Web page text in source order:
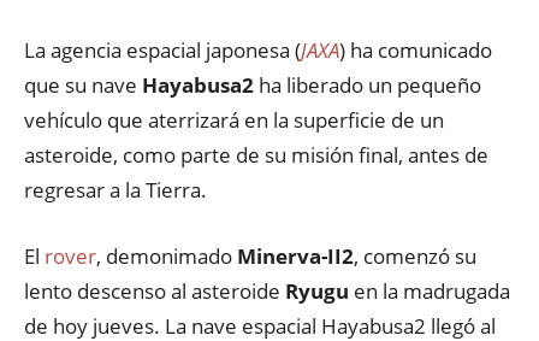
La agencia espacial japonesa (JAXA) ha comunicado
que su nave Hayabusa2 ha liberado un pequeño
vehículo que aterrizará en la superficie de un
asteroide, como parte de su misión final, antes de
regresar a la Tierra.
El rover, demonimado Minerva-II2, comenzó su
lento descenso al asteroide Ryugu en la madrugada
de hoy jueves. La nave espacial Hayabusa2 llegó al